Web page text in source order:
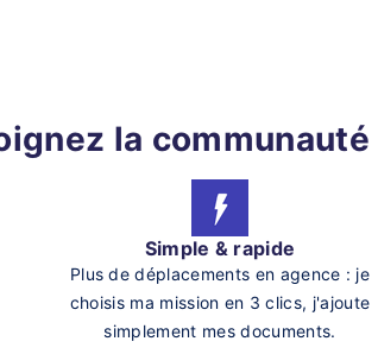
la communauté
Simple & rapide
Plus de déplacements en agence : je
choisis ma mission en 3 clics, j'ajoute
simplement mes documents.